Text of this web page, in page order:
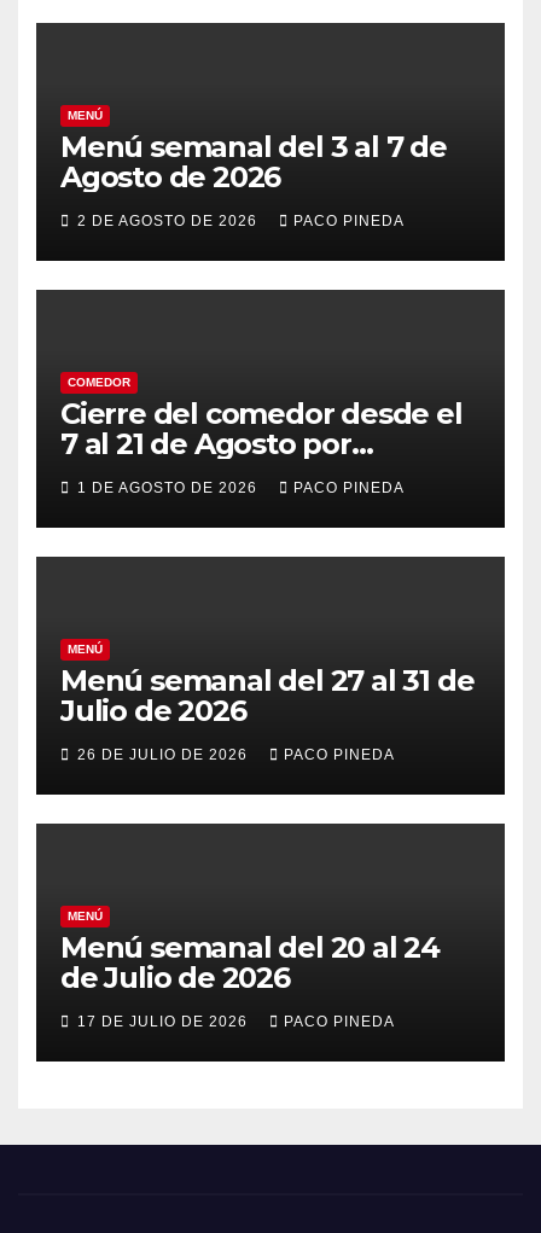
MENÚ
Menú semanal del 3 al 7 de
Agosto de 2026
2 DE AGOSTO DE 2026 PACO PINEDA
COMEDOR
Cierre del comedor desde el
7 al 21 de Agosto por
vacaciones
1 DE AGOSTO DE 2026 PACO PINEDA
MENÚ
Menú semanal del 27 al 31 de
Julio de 2026
26 DE JULIO DE 2026 PACO PINEDA
MENÚ
Menú semanal del 20 al 24
de Julio de 2026
17 DE JULIO DE 2026 PACO PINEDA